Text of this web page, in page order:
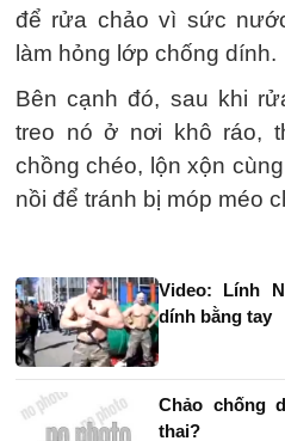
để rửa chảo vì sức
làm hỏng lớp chống dính.
Bên cạnh đó, sau khi
treo nó ở nơi khô ráo,
chồng chéo, lộn xộn
nồi để tránh bị móp méo
Video: Lính
dính bằng tay
Chảo chống
thai?